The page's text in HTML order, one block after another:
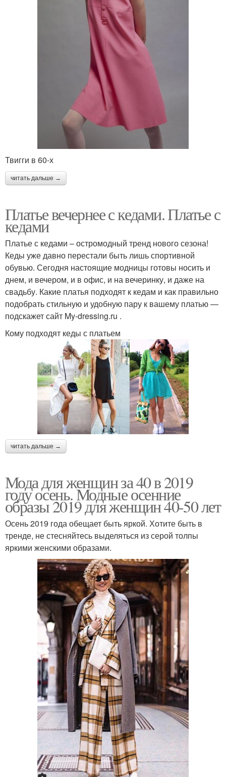
Твигги в 60-х
читать дальше →
Платье вечернее с кедами. Платье с
кедами
Платье с кедами – остромодный тренд нового сезона!
Кеды уже давно перестали быть лишь спортивной
обувью. Сегодня настоящие модницы готовы носить и
днем, и вечером, и в офис, и на вечеринку, и даже на
свадьбу. Какие платья подходят к кедам и как правильно
подобрать стильную и удобную пару к вашему платью —
подскажет сайт My-dressing.ru .
Кому подходят кеды с платьем
читать дальше →
Мода для женщин за 40 в 2019
году осень. Модные осенние
образы 2019 для женщин 40-50 лет
Осень 2019 года обещает быть яркой. Хотите быть в
тренде, не стесняйтесь выделяться из серой толпы
яркими женскими образами.